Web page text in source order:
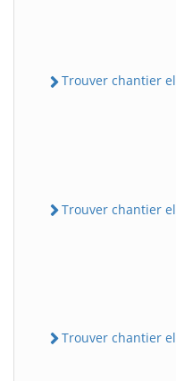
Trouver chantier
Trouver chantier
Trouver chantier